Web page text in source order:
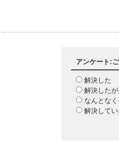
アンケート:
解決した
解決した
なんとな
解決して